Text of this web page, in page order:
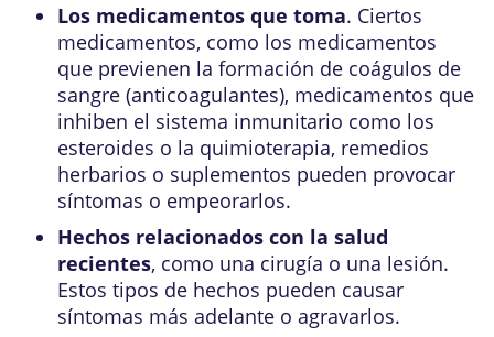
Los medicamentos que toma. Ciertos
medicamentos, como los medicamentos
que previenen la formación de coágulos de
sangre (anticoagulantes), medicamentos que
inhiben el sistema inmunitario como los
esteroides o la quimioterapia, remedios
herbarios o suplementos pueden provocar
síntomas o empeorarlos.
Hechos relacionados con la salud
recientes, como una cirugía o una lesión.
Estos tipos de hechos pueden causar
síntomas más adelante o agravarlos.